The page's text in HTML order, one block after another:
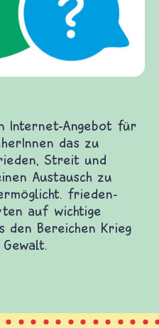
Internet-Angebot für
das zu
Streit und
Austausch zu
frieden-
auf wichtige
den Bereichen Krieg